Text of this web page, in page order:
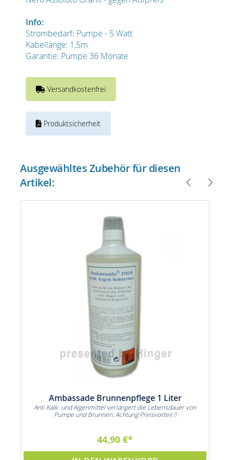
Info:
Strombedarf: Pumpe - 5 Watt
Kabellänge: 1,5m
Garantie: Pumpe 36 Monate
Versandkostenfrei
Produktsicherheit
Ausgewähltes Zubehör für diesen
Artikel:
Ambassade Brunnenpflege 1 Liter
Anti Kalk- und Algenmittel verlängert die Lebensdauer von
Pumpe und Brunnen. Achtung Preisvorteil !!
44,90 €